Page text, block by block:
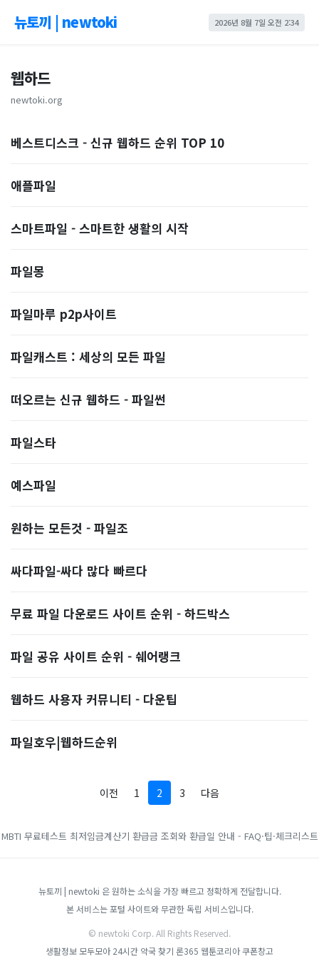
뉴토끼 | newtoki 2026년 8월 7일 오전 2:34
웹하드
newtoki.org
베스트디스크 - 신규 웹하드 순위 TOP 10
애플파일
스마트파일 - 스마트한 생활의 시작
파일몽
파일마루 p2p사이트
파일캐스트 : 세상의 모든 파일
떠오르는 신규 웹하드 - 파일썬
파일스타
예스파일
원하는 모든것 - 파일조
싸다파일-싸다 많다 빠르다
무료 파일 다운로드 사이트 순위 - 하드박스
파일 공유 사이트 순위 - 쉐어랭크
웹하드 사용자 커뮤니티 - 다운팁
파일호우|웹하드순위
이전 1 2 3 다음
MBTI 무료테스트 최저임금계산기 환급금 조회와 환급일 안내 - FAQ·팁·체크리스트
뉴토끼 | newtoki 은 원하는 소식을 가장 빠르고 정확하게 전달합니다.
본 서비스는 포털 사이트와 무관한 독립 서비스입니다.
© newtoki Corp. All Rights Reserved.
생활정보 모두모아 24시간 약국 찾기 론365 웹툰코리아쿠폰창고